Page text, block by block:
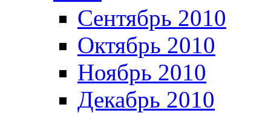
Сентябрь 2010
Октябрь 2010
Ноябрь 2010
Декабрь 2010